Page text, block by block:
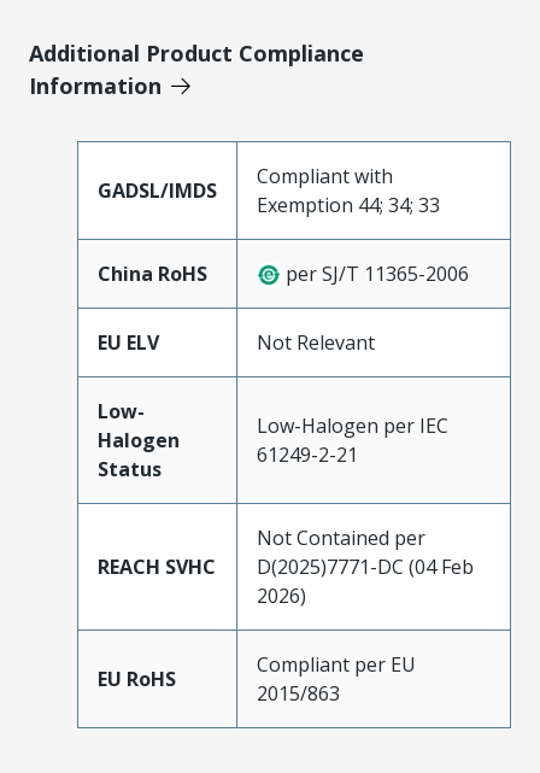
Additional Product Compliance
Information
GADSL/IMDS
Compliant with
Exemption 44; 34; 33
China RoHS per SJ/T 11365-2006
EU ELV Not Relevant
Low-
Halogen
Status
Low-Halogen per IEC
61249-2-21
REACH SVHC
Not Contained per
D(2025)7771-DC (04 Feb
2026)
EU RoHS
Compliant per EU
2015/863